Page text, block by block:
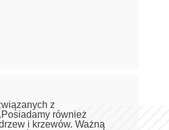
z
również
i krzewów. Ważną